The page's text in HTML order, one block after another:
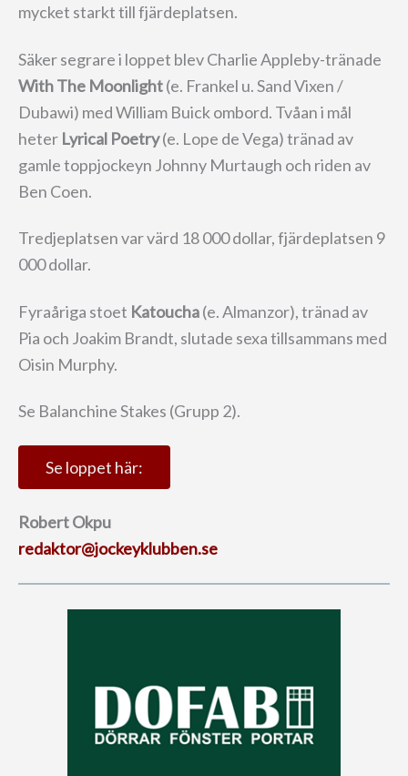
mycket starkt till fjärdeplatsen.
Säker segrare i loppet blev Charlie Appleby-tränade
With The Moonlight(e. Frankel u. Sand Vixen /
Dubawi) med William Buick ombord. Tvåan i mål
heter Lyrical Poetry(e. Lope de Vega) tränad av
gamle toppjockeyn Johnny Murtaugh och riden av
Ben Coen.
Tredjeplatsen var värd 18 000 dollar, fjärdeplatsen 9
000 dollar.
Fyraåriga stoet Katoucha(e. Almanzor), tränad av
Pia och Joakim Brandt, slutade sexa tillsammans med
Oisin Murphy.
Se Balanchine Stakes (Grupp 2).
Se loppet här:
Robert Okpu
redaktor@jockeyklubben.se